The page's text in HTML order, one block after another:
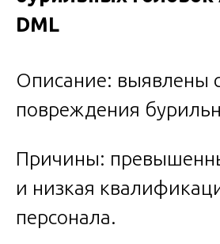
DML
Описание: выявлены
повреждения
Причины:
и низкая
персонала.